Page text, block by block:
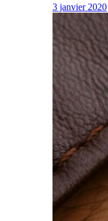
3 janvier 2020